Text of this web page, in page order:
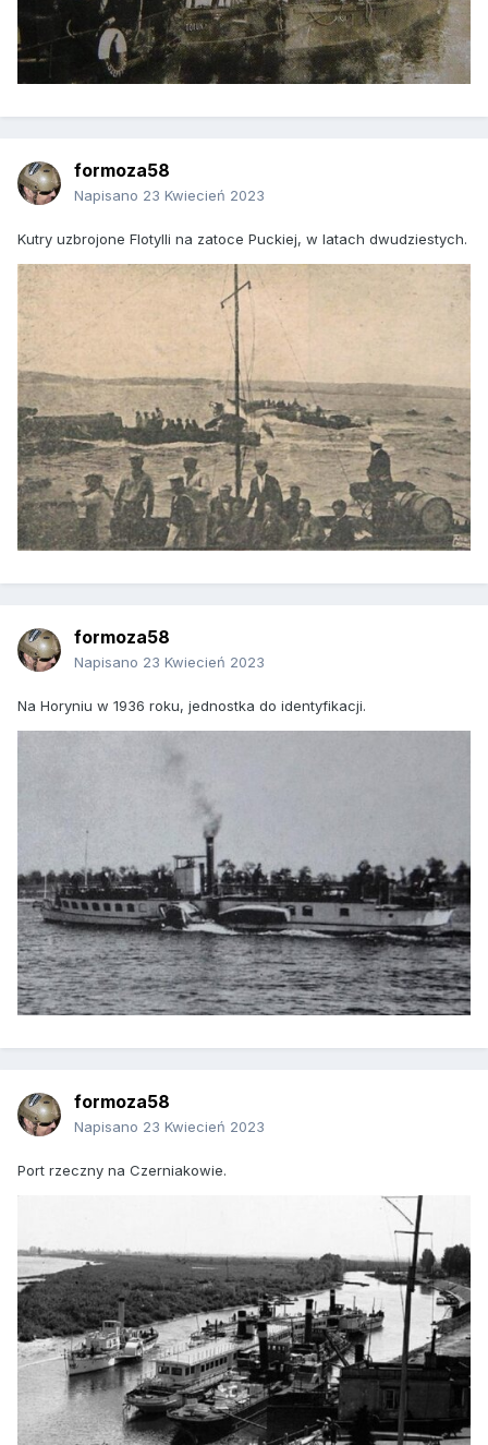
formoza58
Napisano 23 Kwiecień 2023
Kutry uzbrojone Flotylli na zatoce Puckiej, w latach dwudziestych.
formoza58
Napisano 23 Kwiecień 2023
Na Horyniu w 1936 roku, jednostka do identyfikacji.
formoza58
Napisano 23 Kwiecień 2023
Port rzeczny na Czerniakowie.